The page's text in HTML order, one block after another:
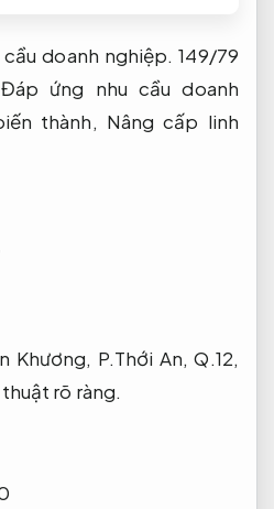
doanh nghiệp. 149/79
Đáp ứng nhu cầu doanh
thành, Nâng cấp linh
Khương, P.Thới An, Q.12,
rõ ràng.